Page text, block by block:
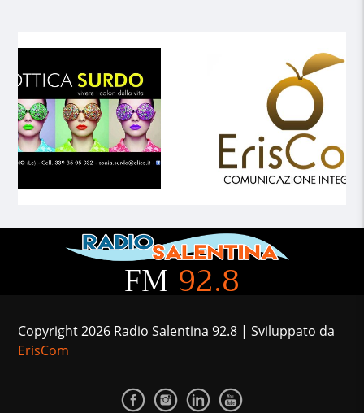
FM 92.8
Copyright 2026 Radio Salentina 92.8 | Sviluppato da
ErisCom